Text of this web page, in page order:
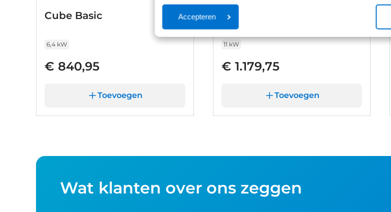
Accepteren
Cube Basic
6,4 kW
€ 840,95
Toevoegen
Cube Basic+
11 kW
€ 1.179,75
Toevoegen
Wat klanten over ons zeggen